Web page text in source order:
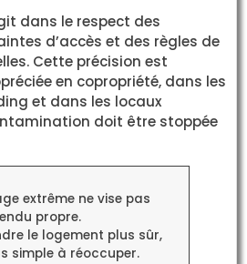
dans le respect des
d’accès et des règles de
Cette précision est
en copropriété, dans les
et dans les locaux
doit être stoppée
extrême ne vise pas
propre.
le logement plus sûr,
simple à réoccuper.